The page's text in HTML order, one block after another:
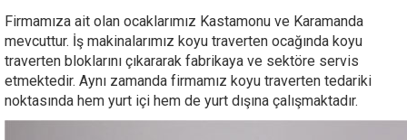
Firmamıza ait olan ocaklarımız Kastamonu ve Karamanda
mevcuttur. İş makinalarımız koyu traverten ocağında koyu
traverten bloklarını çıkararak fabrikaya ve sektöre servis
etmektedir. Aynı zamanda firmamız koyu traverten tedariki
noktasında hem yurt içi hem de yurt dışına çalışmaktadır.